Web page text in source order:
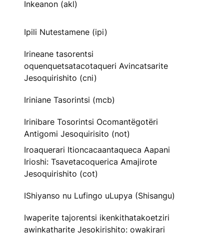
Inkeanon (akl)
Ipili Nutestamene (ipi)
Irineane tasorentsi
oquenquetsatacotaqueri Avincatsarite
Jesoquirishito (cni)
Iriniane Tasorintsi (mcb)
Irinibare Tosorintsi Ocomantëgotëri
Antigomi Jesoquirisito (not)
Iroaquerari Itioncacaantaqueca Aapani
Irioshi: Tsavetacoquerica Amajirote
Jesoquirishito (cot)
IShiyanso nu Lufingo uLupya (Shisangu)
Iwaperite tajorentsi ikenkithatakoetziri
awinkatharite Jesokirishito: owakirari